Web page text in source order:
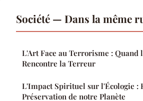
Société — Dans la même
L'Art Face au Terrorisme : Quand
Rencontre la Terreur
L'Impact Spirituel sur l'Écologie :
Préservation de notre Planète